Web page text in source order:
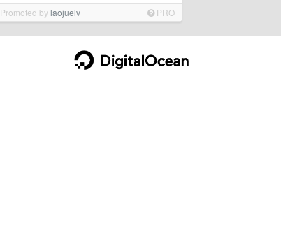
Promoted bylaojuelv PRO